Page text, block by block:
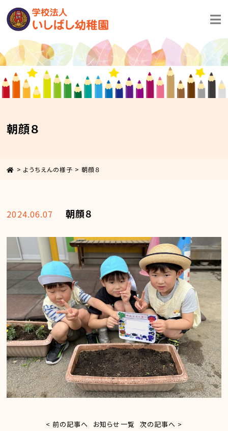
朝顔８
> ようちえんの様子 >朝顔８
2024.06.07 朝顔８
< 前の記事へ お知らせ一覧 次の記事へ >